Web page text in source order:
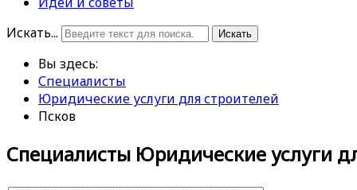
Искать...
Искать
Вы здесь:
Специалисты
Юридические услуги для строителей
Псков
Специалисты Юридические услуги